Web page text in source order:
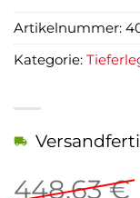
448,63€
Artikelnummer:
Kategorie: